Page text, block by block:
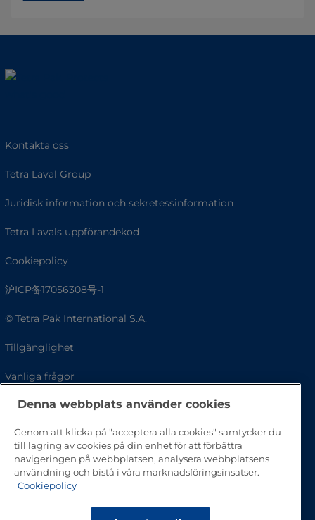
Kontakta oss
Tetra Laval Group
Juridisk information och sekretessinformation
Tetra Lavals uppförandekod
Cookiepolicy
沪ICP备17056308号-1
© Tetra Pak International S.A.
Tillgänglighet
Vanliga frågor
Denna webbplats använder cookies
Genom att klicka på "acceptera alla cookies" samtycker du
till lagring av cookies på din enhet för att förbättra
navigeringen på webbplatsen, analysera webbplatsens
användning och bistå i våra marknadsföringsinsatser.
Cookiepolicy